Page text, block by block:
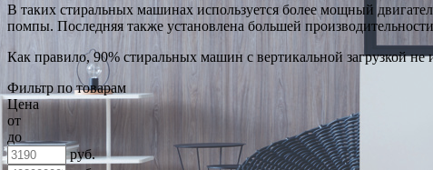
В таких стиральных машинах используется более мощный
помпы. Последняя также установлена большей
Как правило, 90% стиральных машин с вертикальной загрузкой
Фильтр по товарам
Цена
от
до
руб.